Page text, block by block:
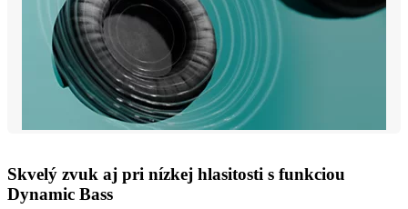
Skvelý zvuk aj pri nízkej hlasitosti s funkciou
Dynamic Bass